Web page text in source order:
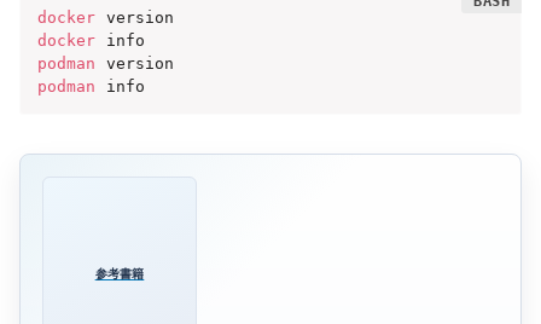
docker
docker
podman
podman
info
参考書籍